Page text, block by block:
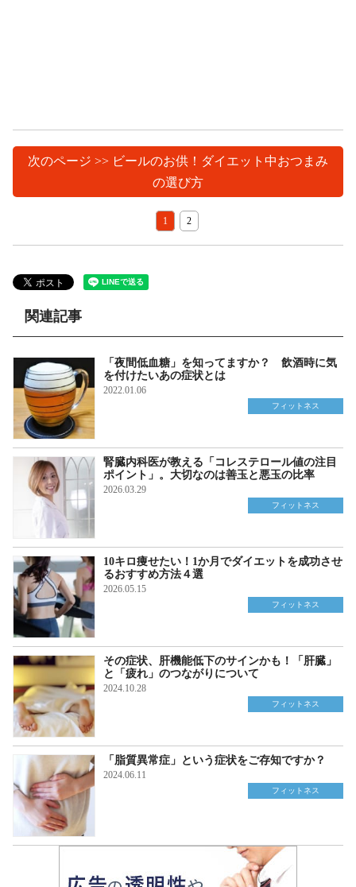
次のページ >> ビールのお供！ダイエット中おつまみ
の選び方
1 2
関連記事
「夜間低血糖」を知ってますか？ 飲酒時に気
を付けたいあの症状とは
2022.01.06
フィットネス
腎臓内科医が教える「コレステロール値の注目
ポイント」。大切なのは善玉と悪玉の比率
2026.03.29
フィットネス
10キロ痩せたい！1か月でダイエットを成功させ
るおすすめ方法４選
2026.05.15
フィットネス
その症状、肝機能低下のサインかも！「肝臓」
と「疲れ」のつながりについて
2024.10.28
フィットネス
「脂質異常症」という症状をご存知ですか？
2024.06.11
フィットネス